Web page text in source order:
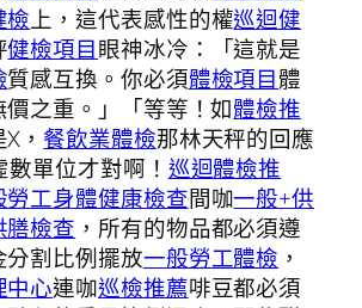
檢上，這代表感性的權巡迴健
健檢項目眼神冰冷：「這就是
質感互換。你必須體檢項目體
之重。」「等等！如體檢推
， 餐飲業體檢那林天秤的回應
單位才對啊！ 巡迴體檢推
勞工身體健康檢查間咖一般+供
膳檢查 ，所有的物品都必須遵
割比例擺放一般勞工體檢 ，
中心連咖巡檢推薦啡豆都必須